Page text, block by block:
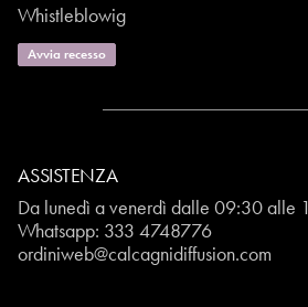
Whistleblowig
Avvia recesso
ASSISTENZA
Da lunedì a venerdì dalle 09:30 alle
Whatsapp: 333 4748776
ordiniweb@calcagnidiffusion.com